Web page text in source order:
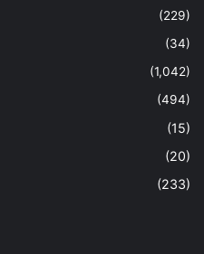
(229)
(34)
(1,042)
(494)
(15)
(20)
(233)